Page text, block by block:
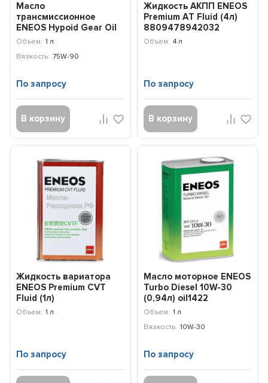
Масло
трансмиссионное
ENEOS Hypoid Gear Oil
75W-90 (0,94л) oil1366
Объем: 1 л
Вязкость: 75W-90
По запросу
В корзину
Жидкость АКПП ENEOS
Premium АT Fluid (4л)
8809478942032
Объем: 4 л
По запросу
В корзину
Жидкость вариатора
ENEOS Premium CVT
Fluid (1л)
8809478942070
Объем: 1 л
По запросу
Масло моторное ENEOS
Turbo Diesel 10W-30
(0,94л) oil1422
Объем: 1 л
Вязкость: 10W-30
По запросу